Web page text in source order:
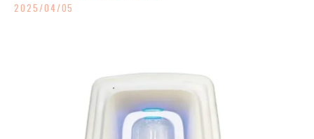
2025/04/05